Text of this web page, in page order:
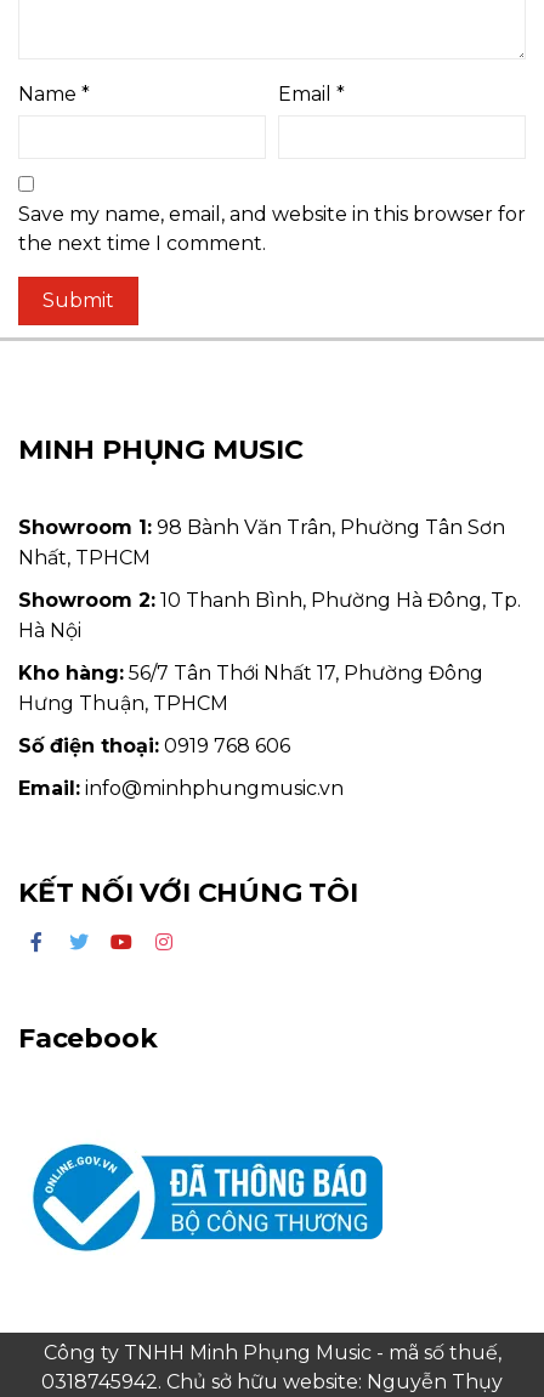
Name * Email *
Save my name, email, and website in this browser for
the next time I comment.
MINH PHỤNG MUSIC
Showroom 1: 98 Bành Văn Trân, Phường Tân Sơn
Nhất, TPHCM
Showroom 2: 10 Thanh Bình, Phường Hà Đông, Tp.
Hà Nội
Kho hàng: 56/7 Tân Thới Nhất 17, Phường Đông
Hưng Thuận, TPHCM
Số điện thoại: 0919 768 606
Email: info@minhphungmusic.vn
KẾT NỐI VỚI CHÚNG TÔI
Facebook
Công ty TNHH Minh Phụng Music - mã số thuế,
0318745942. Chủ sở hữu website: Nguyễn Thụy